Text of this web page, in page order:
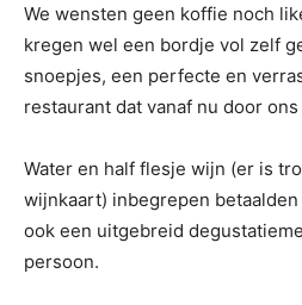
We wensten geen koffie noch
kregen wel een bordje vol zelf
snoepjes, een perfecte en
restaurant dat vanaf nu door
Water en half flesje wijn (er is
wijnkaart) inbegrepen
ook een uitgebreid
persoon.